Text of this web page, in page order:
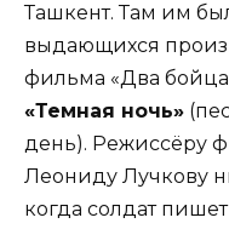
Ташкент. Там им
выдающихся
фильма «Два
«Темная ночь»
день). Режиссёру
Леониду Лучкову
когда солдат